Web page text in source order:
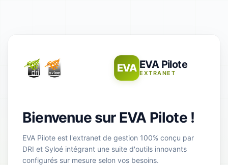
EVA EVA Pilote
EXTRANET
Bienvenue sur EVA Pilote !
EVA Pilote est l'extranet de gestion 100% conçu par
DRI et Syloé intégrant une suite d'outils innovants
configurés sur mesure selon vos besoins.